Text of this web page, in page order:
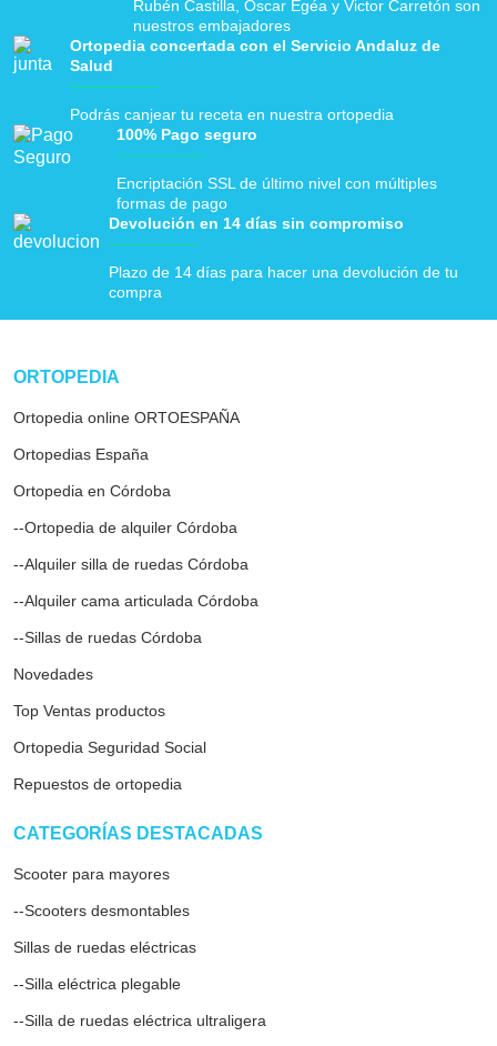
Rubén Castilla, Oscar Egéa y Victor Carretón son
nuestros embajadores
Ortopedia concertada con el Servicio Andaluz de
Salud
Podrás canjear tu receta en nuestra ortopedia
100% Pago seguro
Encriptación SSL de último nivel con múltiples
formas de pago
Devolución en 14 días sin compromiso
Plazo de 14 días para hacer una devolución de tu
compra
ORTOPEDIA
Ortopedia online ORTOESPAÑA
Ortopedias España
Ortopedia en Córdoba
--Ortopedia de alquiler Córdoba
--Alquiler silla de ruedas Córdoba
--Alquiler cama articulada Córdoba
--Sillas de ruedas Córdoba
Novedades
Top Ventas productos
Ortopedia Seguridad Social
Repuestos de ortopedia
CATEGORÍAS DESTACADAS
Scooter para mayores
--Scooters desmontables
Sillas de ruedas eléctricas
--Silla eléctrica plegable
--Silla de ruedas eléctrica ultraligera